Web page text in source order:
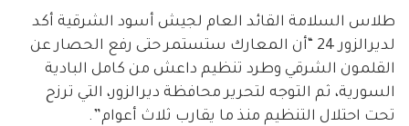
طلاس السلامة القائد العام لجيش أسود الشرقية أكد
لديرالزور 24 “أن المعارك ستستمر حتى رفع الحصار عن
القلمون الشرقي وطرد تنظيم داعش من كامل البادية
السورية، ثم التوجه لتحرير محافظة ديرالزور، التي ترزح
تحت احتلال التنظيم منذ ما يقارب ثلاث أعوام”.